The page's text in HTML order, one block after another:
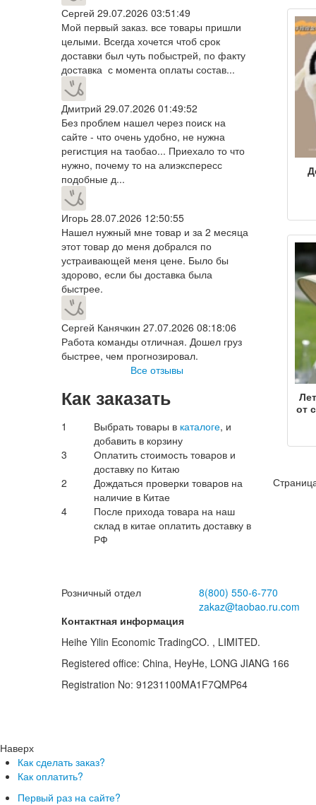
Сергей 29.07.2026 03:51:49
Мой первый заказ. все товары пришли
целыми. Всегда хочется чтоб срок
доставки был чуть побыстрей, по факту
доставка с момента оплаты состав...
Дмитрий 29.07.2026 01:49:52
Без проблем нашел через поиск на
сайте - что очень удобно, не нужна
регистция на таобао... Приехало то что
нужно, почему то на алиэкспересс
подобные д...
Игорь 28.07.2026 12:50:55
Нашел нужный мне товар и за 2 месяца
этот товар до меня добрался по
устраивающей меня цене. Было бы
здорово, если бы доставка была
быстрее.
Сергей Канячкин 27.07.2026 08:18:06
Работа команды отличная. Дошел груз
быстрее, чем прогнозировал.
Все отзывы
Как заказать
1 Выбрать товары в каталоге, и
добавить в корзину
3
Оплатить стоимость товаров и
доставку по Китаю
2
Дождаться проверки товаров на
наличие в Китае
4
После прихода товара на наш
склад в китае оплатить доставку в
РФ
от
Розничный отдел
8(800) 550-6-770
zakaz@taobao.ru.com
Контактная информация
Heihe Yilin Economic TradingCO. , LIMITED.
Registered office: China, HeyHe, LONG JIANG 166
Registration No: 91231100MA1F7QMP64
Наверх
Как сделать заказ?
Как оплатить?
Первый раз на сайте?